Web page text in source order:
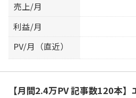
売上/月
利益/月
PV/月（直近）
【月間2.4万PV 記事数120本